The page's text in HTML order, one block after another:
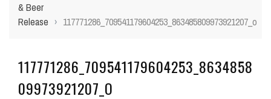
& Beer
Release › 117771286_709541179604253_863485809973921207_o
117771286_709541179604253_8634858
09973921207_O